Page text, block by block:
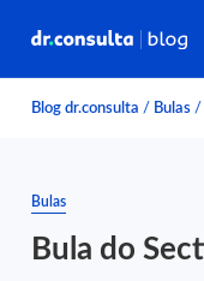
Blog dr.consulta / Bulas /
Bulas
Bula do